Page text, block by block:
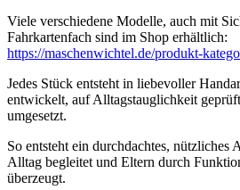
Viele verschiedene Modelle, auch mit
Fahrkartenfach sind im Shop erhältlich:
https://maschenwichtel.de/produkt-
Jedes Stück entsteht in liebevoller
entwickelt, auf Alltagstauglichkeit
umgesetzt.
So entsteht ein durchdachtes, nützliches
Alltag begleitet und Eltern durch
überzeugt.